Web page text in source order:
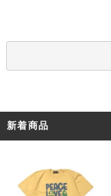
新着商品